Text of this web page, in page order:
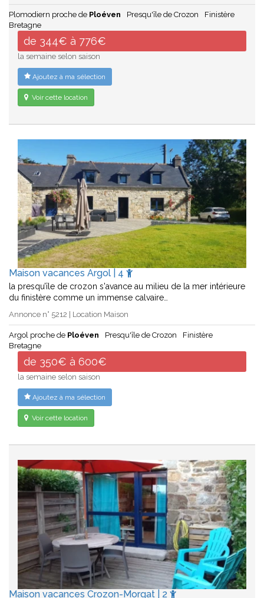
Plomodiern proche de Ploéven Presqu'île de Crozon
Finistère
Bretagne
de 344€ à 776€
la semaine selon saison
Ajoutez à ma sélection
Voir cette location
Maison vacances Argol | 4
la presqu’île de crozon s'avance au milieu de la mer intérieure
du finistère comme un immense calvaire…
Annonce n° 5212 | Location Maison
Argol proche de Ploéven Presqu'île de Crozon
Finistère
Bretagne
de 350€ à 600€
la semaine selon saison
Ajoutez à ma sélection
Voir cette location
Maison vacances Crozon-Morgat | 2